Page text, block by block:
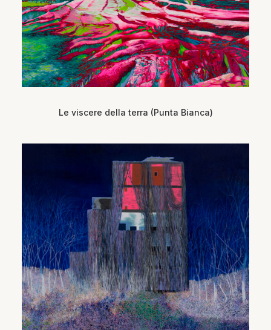
Le viscere della terra (Punta Bianca)